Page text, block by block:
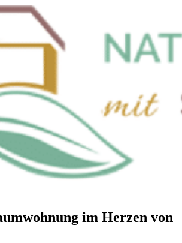
im Herzen von